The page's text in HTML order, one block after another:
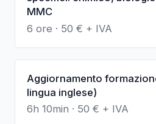
MMC
6 ore · 50 € + IVA
Aggiornamento
lingua inglese)
6h 10min · 50 € + IVA